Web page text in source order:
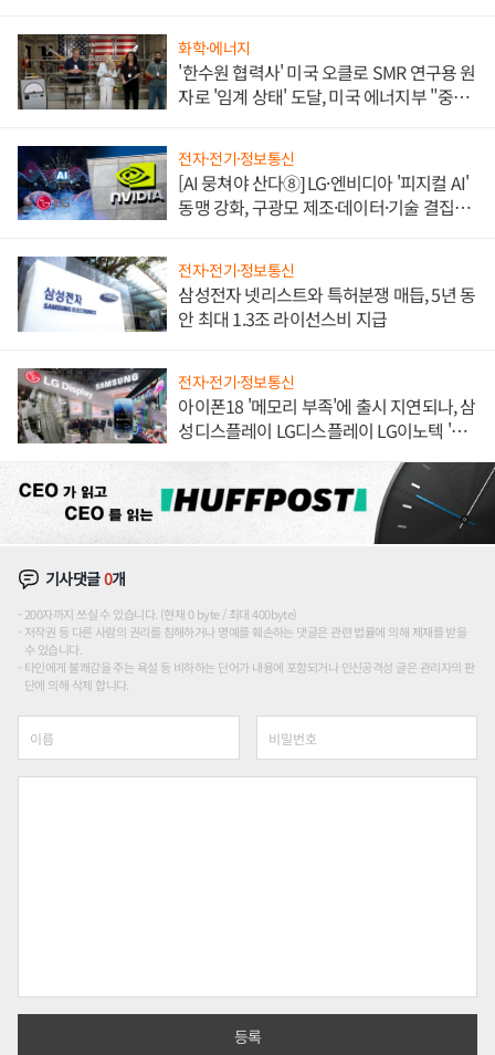
화학·에너지
'한수원 협력사' 미국 오클로 SMR 연구용 원
자로 '임계 상태' 도달, 미국 에너지부 "중요
전자·전기·정보통신
[AI 뭉쳐야 산다⑧] LG·엔비디아 '피지컬 AI'
동맹 강화, 구광모 제조·데이터·기술 결집
전자·전기·정보통신
삼성전자 넷리스트와 특허분쟁 매듭, 5년 동
안 최대 1.3조 라이선스비 지급
전자·전기·정보통신
아이폰18 '메모리 부족'에 출시 지연되나, 삼
성디스플레이 LG디스플레이 LG이노텍 '탈
기사댓글0개
200자까지 쓰실 수 있습니다. (현재 0 byte / 최대 400byte)
저작권 등 다른 사람의 권리를 침해하거나 명예를 훼손하는 댓글은 관련 법률에 의해 제재를 받을
수 있습니다.
타인에게 불쾌감을 주는 욕설 등 비하하는 단어가 내용에 포함되거나 인신공격성 글은 관리자의 판
단에 의해 삭제 합니다.